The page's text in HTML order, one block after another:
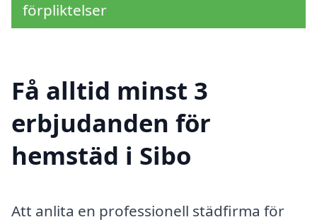
förpliktelser
Få alltid minst 3
erbjudanden för
hemstäd i Sibo
Att anlita en professionell städfirma för